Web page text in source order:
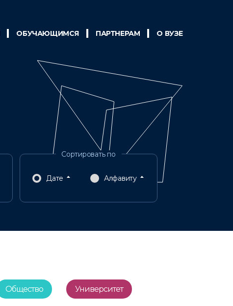
ОБУЧАЮЩИМСЯ ПАРТНЕРАМ О ВУЗЕ
Дате Алфавиту
Общество Университет